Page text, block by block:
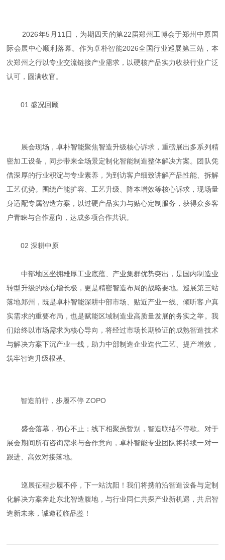
2026年5月11日，为期四天的第22届郑州工博会于郑州中原国
际会展中心顺利落幕。作为卓朴智能2026全国行业巡展第三站，本
次郑州之行以专业交流链接产业需求，以硬核产品实力收获行业广泛
认可，圆满收官。
01 盛况回顾
展会现场，卓朴智能聚焦智造升级核心诉求，重磅展出多系列精
密加工设备，同步带来全场景定制化智能制造整体解决方案。团队凭
借深厚的行业积淀与专业素养，为到访客户细致讲解产品性能、拆解
工艺优势。围绕产能扩容、工艺升级、降本增效等核心诉求，现场量
身适配专属智造方案，以过硬产品实力与贴心定制服务，获得众多客
户青睐与合作意向，达成多项合作共识。
02 深耕中原
中部地区坐拥雄厚工业底蕴、产业集群优势突出，是国内制造业
转型升级的核心增长极，更是精密智造布局的战略要地。巡展第三站
落地郑州，既是卓朴智能深耕中部市场、贴近产业一线、倾听客户真
实需求的重要布局，也是赋能区域制造业高质量发展的务实之举。我
们始终以市场需求为核心导向，将经过市场长期验证的成熟智造技术
与解决方案下沉产业一线，助力中部制造企业迭代工艺、提产增效，
筑牢智造升级根基。
智造前行，步履不停 ZOPO
盛会落幕，初心不止；线下相聚虽暂别，智造联结不停歇。对于
展会期间所有咨询需求与合作意向，卓朴智能专业团队将持续一对一
跟进、高效对接落地。
巡展征程步履不停，下一站沈阳！我们将携前沿智造设备与定制
化解决方案奔赴东北智造腹地，与行业同仁共探产业新机遇，共启智
造新未来，诚邀莅临品鉴！